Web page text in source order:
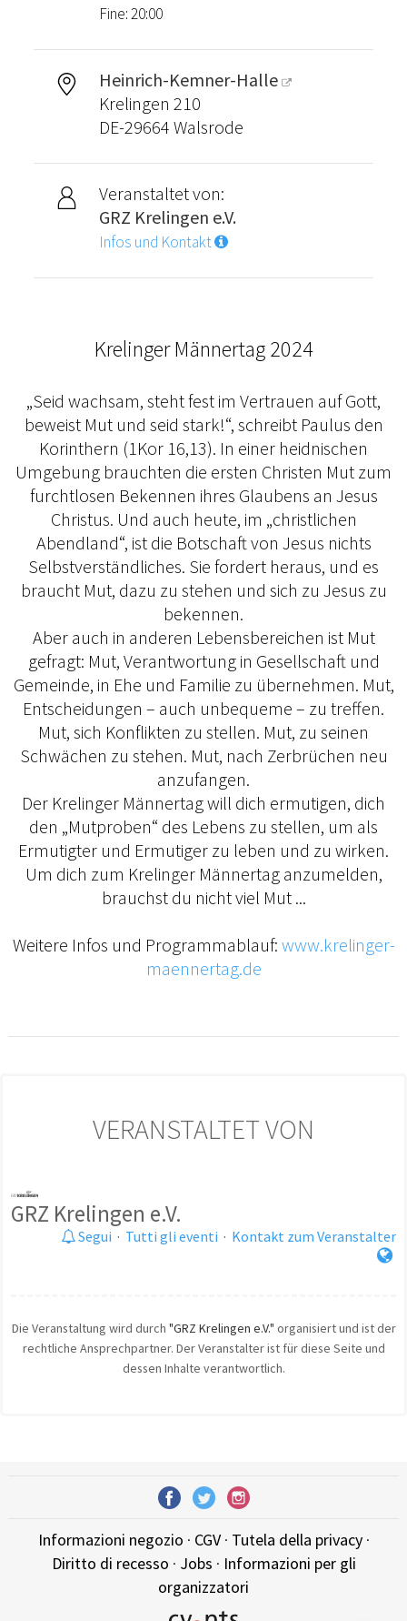
Fine: 20:00
Heinrich-Kemner-Halle
Krelingen 210
DE-29664 Walsrode
Veranstaltet von:
GRZ Krelingen e.V.
Infos und Kontakt
Krelinger Männertag 2024
„Seid wachsam, steht fest im Vertrauen auf Gott,
beweist Mut und seid stark!“, schreibt Paulus den
Korinthern (1Kor 16,13). In einer heidnischen
Umgebung brauchten die ersten Christen Mut zum
furchtlosen Bekennen ihres Glaubens an Jesus
Christus. Und auch heute, im „christlichen
Abendland“, ist die Botschaft von Jesus nichts
Selbstverständliches. Sie fordert heraus, und es
braucht Mut, dazu zu stehen und sich zu Jesus zu
bekennen.
Aber auch in anderen Lebensbereichen ist Mut
gefragt: Mut, Verantwortung in Gesellschaft und
Gemeinde, in Ehe und Familie zu übernehmen. Mut,
Entscheidungen – auch unbequeme – zu treffen.
Mut, sich Konflikten zu stellen. Mut, zu seinen
Schwächen zu stehen. Mut, nach Zerbrüchen neu
anzufangen.
Der Krelinger Männertag will dich ermutigen, dich
den „Mutproben“ des Lebens zu stellen, um als
Ermutigter und Ermutiger zu leben und zu wirken.
Um dich zum Krelinger Männertag anzumelden,
brauchst du nicht viel Mut ...
Weitere Infos und Programmablauf: www.krelinger-
maennertag.de
VERANSTALTET VON
GRZ Krelingen e.V.
Segui · Tutti gli eventi · Kontakt zum Veranstalter
Die Veranstaltung wird durch "GRZ Krelingen e.V." organisiert und ist der
rechtliche Ansprechpartner. Der Veranstalter ist für diese Seite und
dessen Inhalte verantwortlich.
Informazioni negozio · CGV· Tutela della privacy·
Diritto di recesso · Jobs · Informazioni per gli
organizzatori